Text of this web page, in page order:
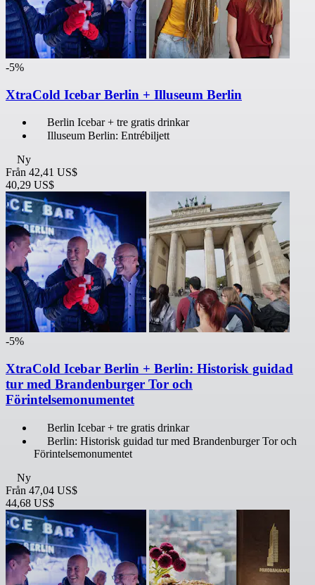
-5%
XtraCold Icebar Berlin + Illuseum Berlin
Berlin Icebar + tre gratis drinkar
Illuseum Berlin: Entrébiljett
Ny
Från 42,41 US$
40,29 US$
-5%
XtraCold Icebar Berlin + Berlin: Historisk guidad
tur med Brandenburger Tor och
Förintelsemonumentet
Berlin Icebar + tre gratis drinkar
Berlin: Historisk guidad tur med Brandenburger Tor och
Förintelsemonumentet
Ny
Från 47,04 US$
44,68 US$